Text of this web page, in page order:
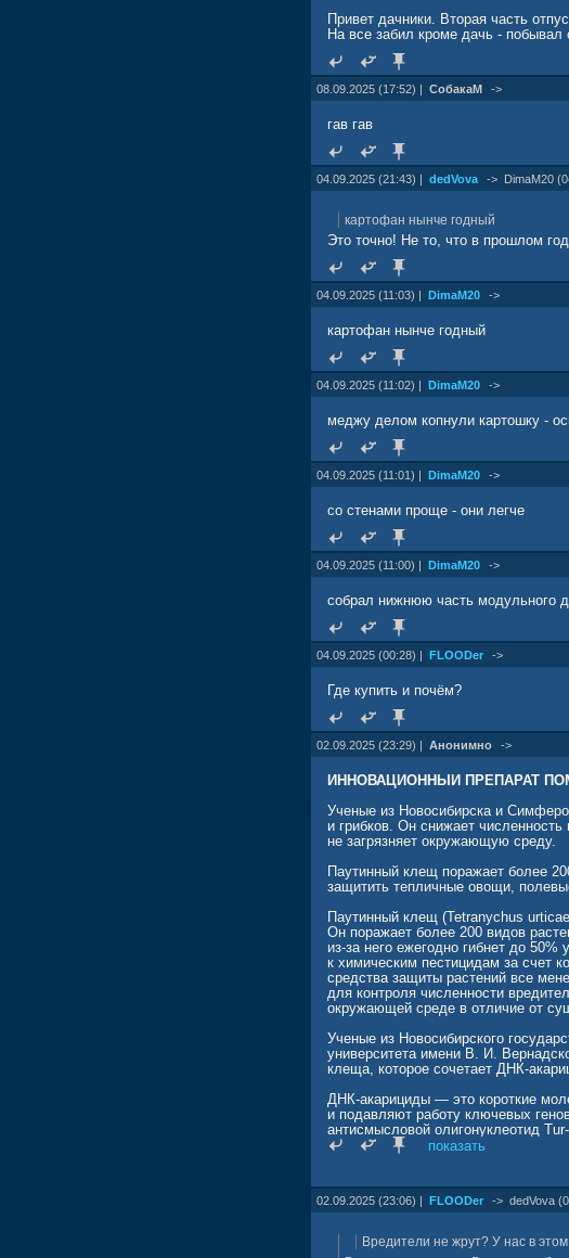
Привет дачники. Вторая часть
На все забил кроме дачь - побывал
08.09.2025 (17:52) | СобакаМ ->
гав гав
04.09.2025 (21:43) | dedVova -> DimaM20
картофан нынче годный
Это точно! Не то, что в прошлом
04.09.2025 (11:03) | DimaM20 ->
картофан нынче годный
04.09.2025 (11:02) | DimaM20 ->
меджу делом копнули картошку -
04.09.2025 (11:01) | DimaM20 ->
со стенами проще - они легче
04.09.2025 (11:00) | DimaM20 ->
собрал нижнюю часть модульного
04.09.2025 (00:28) | FLOODer ->
Где купить и почём?
02.09.2025 (23:29) | Анонимно ->
ИННОВАЦИОННЫЙ ПРЕПАРАТ
Ученые из Новосибирска и
и грибков. Он снижает
не загрязняет окружающую среду.
Паутинный клещ поражает более
защитить тепличные овощи,
Паутинный клещ (Tetranychus
Он поражает более 200 видов
из-за него ежегодно гибнет до
к химическим пестицидам за счет
средства защиты растений все
для контроля численности
окружающей среде в отличие от
Ученые из Новосибирского
университета имени В. И.
клеща, которое сочетает ДНК-
ДНК-акарициды — это короткие
и подавляют работу ключевых
антисмысловой олигонуклеотид
синтез белков, в частности
Для усиления эффекта к ДНК-
который выделяет ферменты,
Авторы протестировали
показать
02.09.2025 (23:06) | FLOODer -> dedVova
Вредители не жрут? У нас в